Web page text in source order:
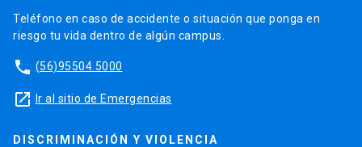
Teléfono en caso de accidente o situación que ponga en
riesgo tu vida dentro de algún campus.
phone (56)95504 5000
launch Ir al sitio de Emergencias
DISCRIMINACIÓN Y VIOLENCIA